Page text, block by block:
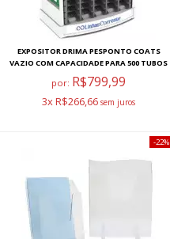
EXPOSITOR DRIMA PESPONTO COATS
VAZIO COM CAPACIDADE PARA 500 TUBOS
por: R$799,99
3x R$266,66
22%